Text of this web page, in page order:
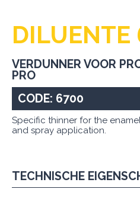
DILUENTE
VERDUNNER VOOR
PRO
CODE: 6700
Specific thinner for the
and spray application.
TECHNISCHE